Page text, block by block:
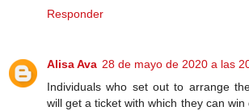
Responder
Alisa Ava 28 de mayo de 2020 a las
Individuals who set out to arrange
will get a ticket with which they can